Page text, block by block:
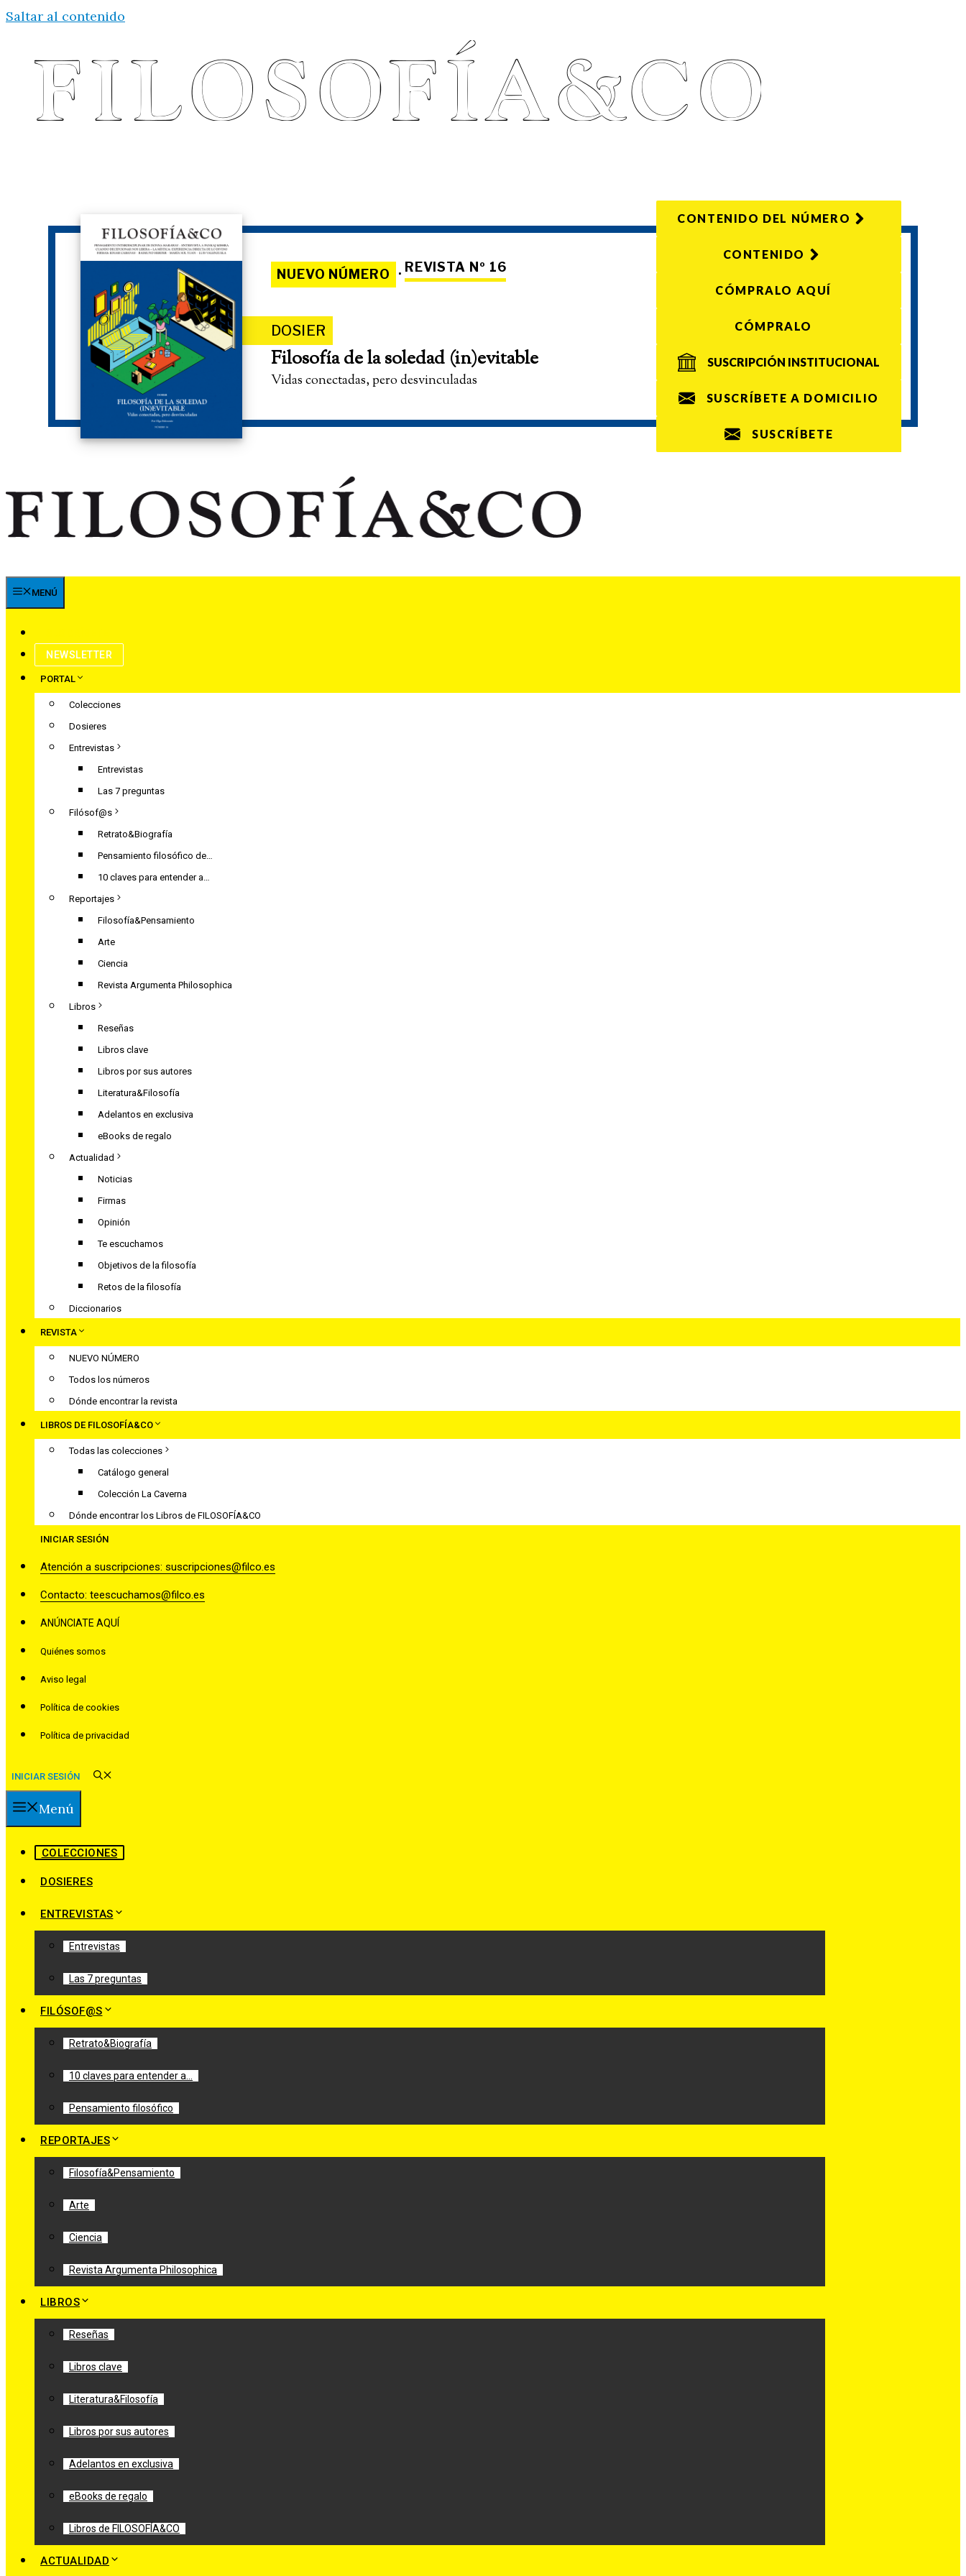
Saltar al contenido
NUEVO NÚMERO · REVISTA Nº 16
DOSIER
Filosofía de la soledad (in)evitable
Vidas conectadas, pero desvinculadas
CONTENIDO DEL NÚMERO
CONTENIDO
CÓMPRALO AQUÍ
CÓMPRALO
SUSCRIPCIÓN INSTITUCIONAL
SUSCRÍBETE A DOMICILIO
SUSCRÍBETE
MENÚ
NEWSLETTER
PORTAL
Colecciones
Dosieres
Entrevistas
Entrevistas
Las 7 preguntas
Filósof@s
Retrato&Biografía
Pensamiento filosófico de…
10 claves para entender a…
Reportajes
Filosofía&Pensamiento
Arte
Ciencia
Revista Argumenta Philosophica
Libros
Reseñas
Libros clave
Libros por sus autores
Literatura&Filosofía
Adelantos en exclusiva
eBooks de regalo
Actualidad
Noticias
Firmas
Opinión
Te escuchamos
Objetivos de la filosofía
Retos de la filosofía
Diccionarios
REVISTA
NUEVO NÚMERO
Todos los números
Dónde encontrar la revista
LIBROS DE FILOSOFÍA&CO
Todas las colecciones
Catálogo general
Colección La Caverna
Dónde encontrar los Libros de FILOSOFÍA&CO
INICIAR SESIÓN
Atención a suscripciones: suscripciones@filco.es
Contacto: teescuchamos@filco.es
ANÚNCIATE AQUÍ
Quiénes somos
Aviso legal
Política de cookies
Política de privacidad
INICIAR SESIÓN
Menú
COLECCIONES
DOSIERES
ENTREVISTAS
Entrevistas
Las 7 preguntas
FILÓSOF@S
Retrato&Biografía
10 claves para entender a…
Pensamiento filosófico
REPORTAJES
Filosofía&Pensamiento
Arte
Ciencia
Revista Argumenta Philosophica
LIBROS
Reseñas
Libros clave
Literatura&Filosofía
Libros por sus autores
Adelantos en exclusiva
eBooks de regalo
Libros de FILOSOFÍA&CO
ACTUALIDAD